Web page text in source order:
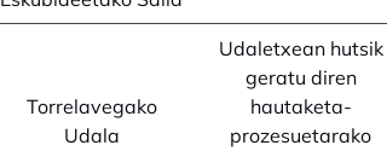
Torrelavegako
Udala
Udaletxean hutsik
geratu diren
hautaketa-
prozesuetarako